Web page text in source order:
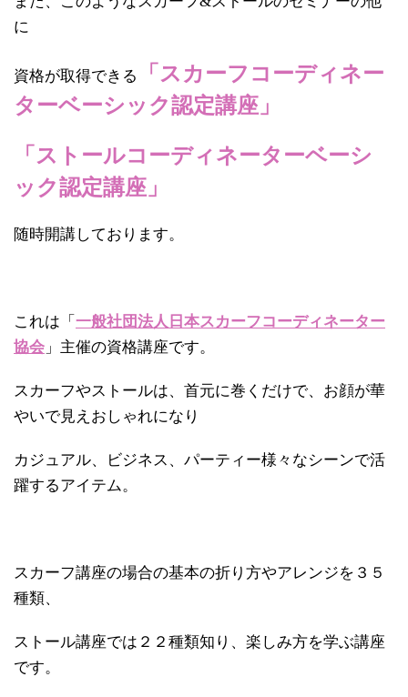
に
資格が取得できる
「スカーフコーディネー
ターベーシック認定講座」
「ストールコーディネーターベーシ
ック認定講座」
随時開講しております。
これは「 一般社団法人日本スカーフコーディネーター
協会 」主催の資格講座です。
スカーフやストールは、首元に巻くだけで、お顔が華
やいで見えおしゃれになり
カジュアル、ビジネス、パーティー様々なシーンで活
躍するアイテム。
スカーフ講座の場合の基本の折り方やアレンジを３５
種類、
ストール講座では２２種類知り、楽しみ方を学ぶ講座
です。